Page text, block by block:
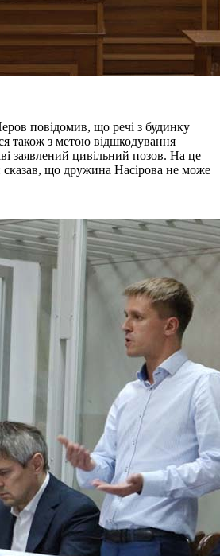
повідомив, що речі з будинку
також з метою відшкодування
заявлений цивільний позов. На це
що дружина Насірова не може